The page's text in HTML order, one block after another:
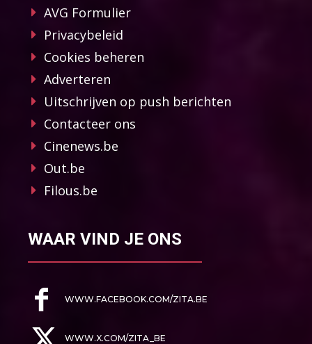
AVG Formulier
Privacybeleid
Cookies beheren
Adverteren
Uitschrijven op push berichten
Contacteer ons
Cinenews.be
Out.be
Filous.be
WAAR VIND JE ONS
WWW.FACEBOOK.COM/ZITA.BE
WWW.X.COM/ZITA_BE